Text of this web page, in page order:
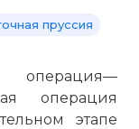
пруссия
операция
этапе